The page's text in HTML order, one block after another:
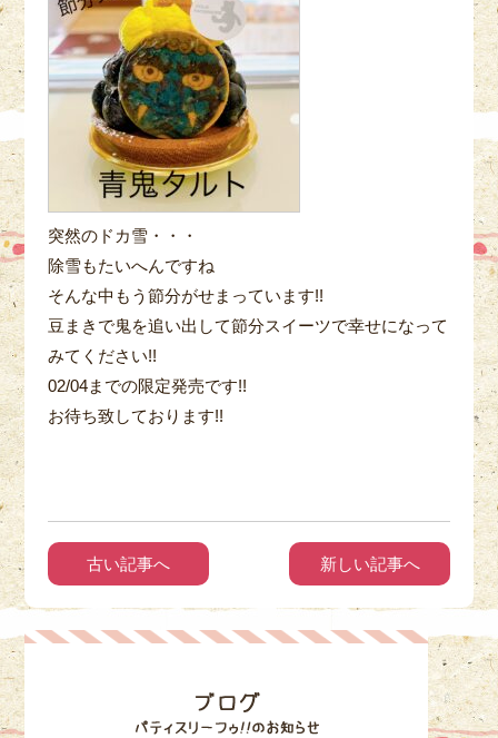
突然のドカ雪・・・
除雪もたいへんですね
そんな中もう節分がせまっています!!
豆まきで鬼を追い出して節分スイーツで幸せになって
みてください!!
02/04までの限定発売です!!
お待ち致しております!!
古い記事へ 新しい記事へ